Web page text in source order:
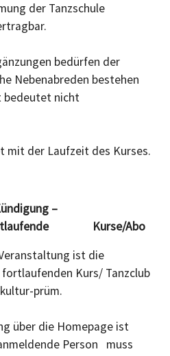
der Tanzschule
bedürfen der
Nebenabreden bestehen
bedeutet nicht
mit der Laufzeit des Kurses.
–
Kurse/Abo
ist die
fortlaufenden Kurs/ Tanzclub
prüm.
über die Homepage ist
Person muss